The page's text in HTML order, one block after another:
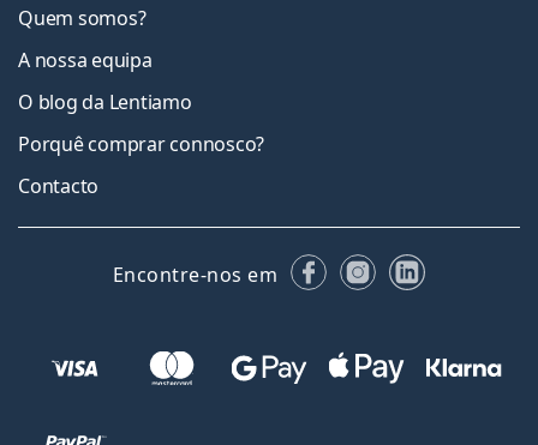
Quem somos?
A nossa equipa
O blog da Lentiamo
Porquê comprar connosco?
Contacto
Encontre-nos em FacebookInstagram
LinkedIn